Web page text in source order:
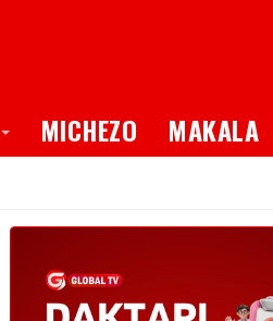
Toggle Dropdown
MICHEZO MAKALA